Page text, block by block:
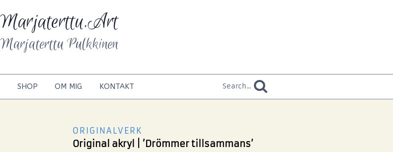
Marjaterttu.Art
Marjaterttu Pulkkinen
SHOP OM MIG KONTAKT Search...
ORIGINALVERK
Original akryl | ’Drömmer tillsammans’